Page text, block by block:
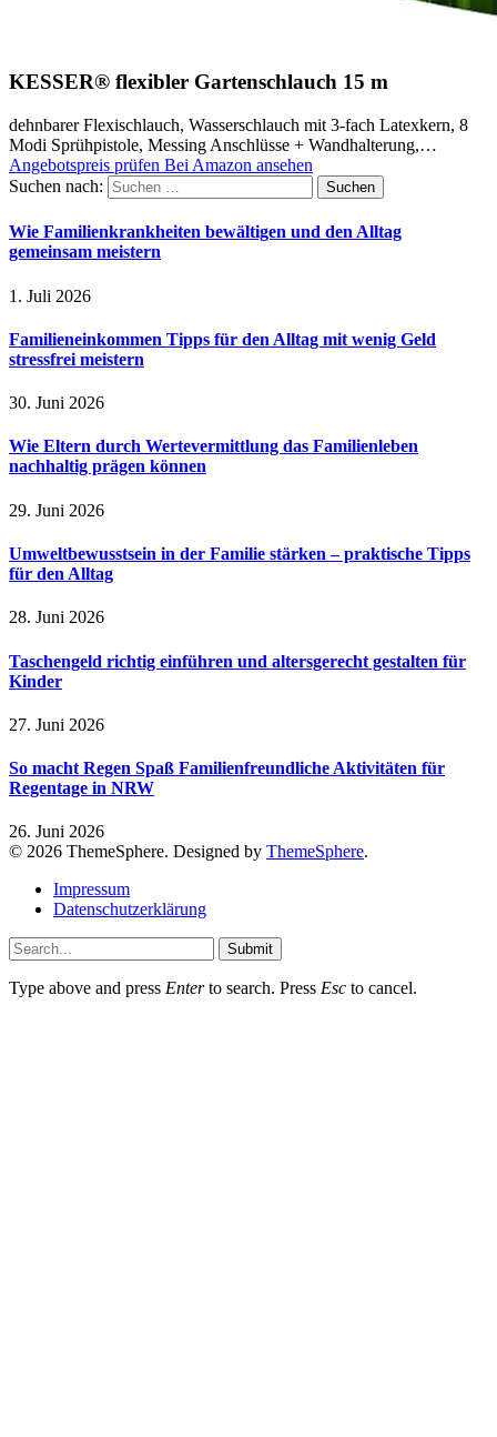
KESSER® flexibler Gartenschlauch 15 m
dehnbarer Flexischlauch, Wasserschlauch mit 3-fach Latexkern, 8
Modi Sprühpistole, Messing Anschlüsse + Wandhalterung,…
Angebotspreis prüfen Bei Amazon ansehen
Suchen nach:
Wie Familienkrankheiten bewältigen und den Alltag
gemeinsam meistern
1. Juli 2026
Familieneinkommen Tipps für den Alltag mit wenig Geld
stressfrei meistern
30. Juni 2026
Wie Eltern durch Wertevermittlung das Familienleben
nachhaltig prägen können
29. Juni 2026
Umweltbewusstsein in der Familie stärken – praktische Tipps
für den Alltag
28. Juni 2026
Taschengeld richtig einführen und altersgerecht gestalten für
Kinder
27. Juni 2026
So macht Regen Spaß Familienfreundliche Aktivitäten für
Regentage in NRW
26. Juni 2026
© 2026 ThemeSphere. Designed by ThemeSphere.
Impressum
Datenschutzerklärung
Submit
Type above and press Enterto search. Press Esc to cancel.